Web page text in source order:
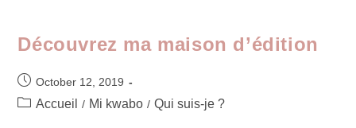
Découvrez ma maison d’édition
October 12, 2019
Accueil / Mi kwabo / Qui suis-je ?